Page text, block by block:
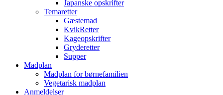
Japanske opskrifter
Temaretter
Gæstemad
KvikRetter
Kageopskrifter
Gryderetter
Supper
Madplan
Madplan for børnefamilien
Vegetarisk madplan
Anmeldelser